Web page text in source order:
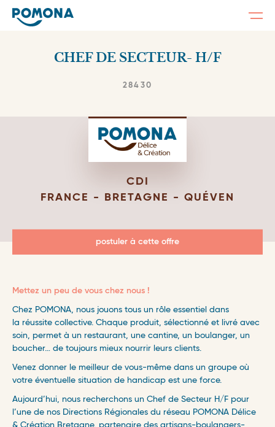
CHEF DE SECTEUR- H/F
28430
CDI
FRANCE - BRETAGNE - QUÉVEN
postuler à cette offre
Mettez un peu de vous chez nous !
Chez POMONA, nous jouons tous un rôle essentiel dans
la réussite collective. Chaque produit, sélectionné et livré avec
soin, permet à un restaurant, une cantine, un boulanger, un
boucher… de toujours mieux nourrir leurs clients.
Venez donner le meilleur de vous-même dans un groupe où
votre éventuelle situation de handicap est une force.
Aujourd’hui, nous recherchons un Chef de Secteur H/F pour
l’une de nos Directions Régionales du réseau POMONA Délice